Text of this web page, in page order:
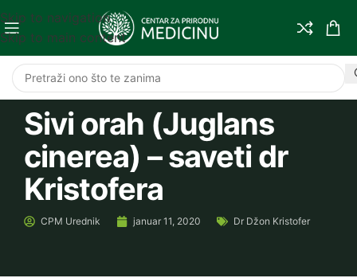
Skip to navigation
Skip to main content
Sivi orah (Juglans
cinerea) – saveti dr
Kristofera
CPM Urednik januar 11, 2020 Dr Džon Kristofer